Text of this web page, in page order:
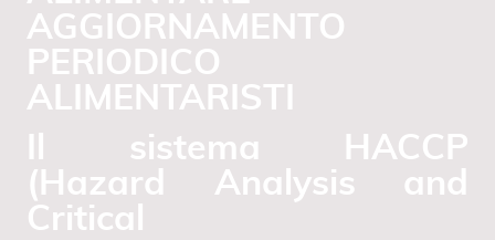
AGGIORNAMENTO
PERIODICO
ALIMENTARISTI
Il sistema HACCP
(Hazard Analysis and
Critical